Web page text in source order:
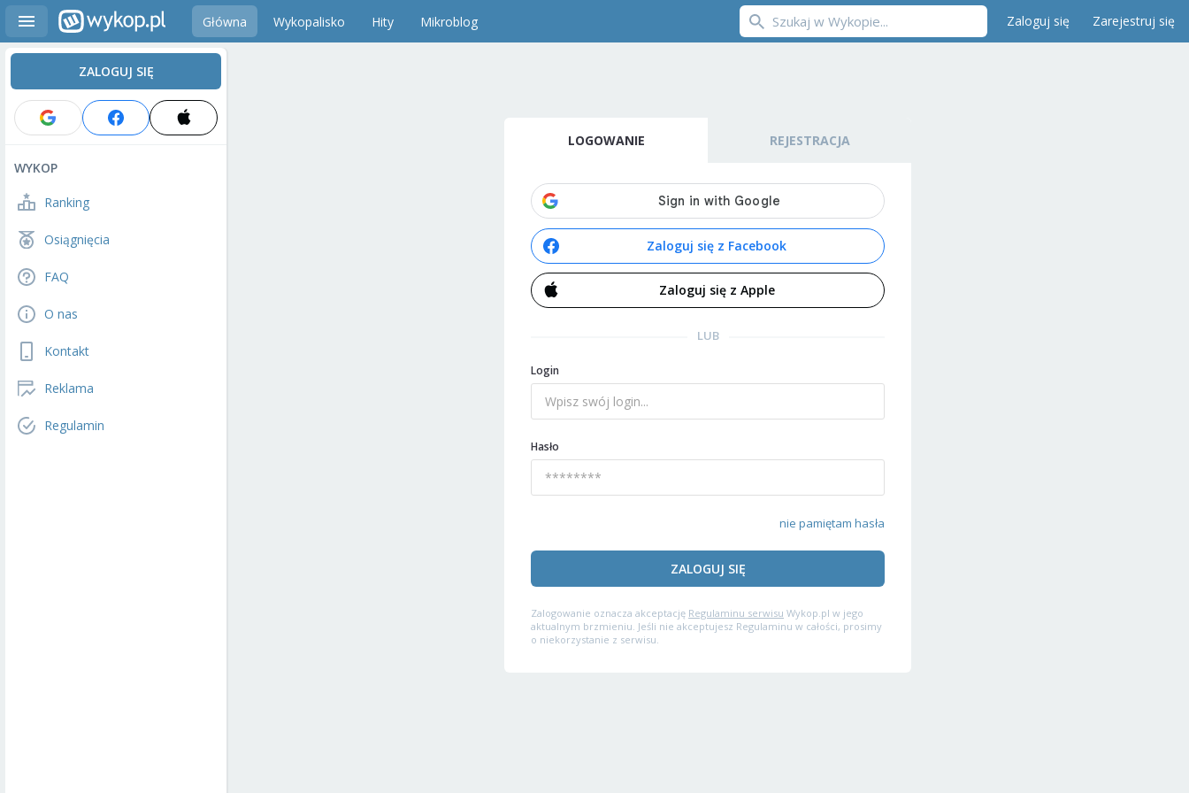
Główna Wykopalisko Hity Mikroblog Zaloguj się Zarejestruj się
ZALOGUJ SIĘ
WYKOP
Ranking
Osiągnięcia
FAQ
O nas
Kontakt
Reklama
Regulamin
LOGOWANIE REJESTRACJA
Zaloguj się z Facebook
Zaloguj się z Apple
LUB
Login
Hasło
nie pamiętam hasła
ZALOGUJ SIĘ
Zalogowanie oznacza akceptację Regulaminu serwisu Wykop.pl w jego
aktualnym brzmieniu. Jeśli nie akceptujesz Regulaminu w całości, prosimy
o niekorzystanie z serwisu.